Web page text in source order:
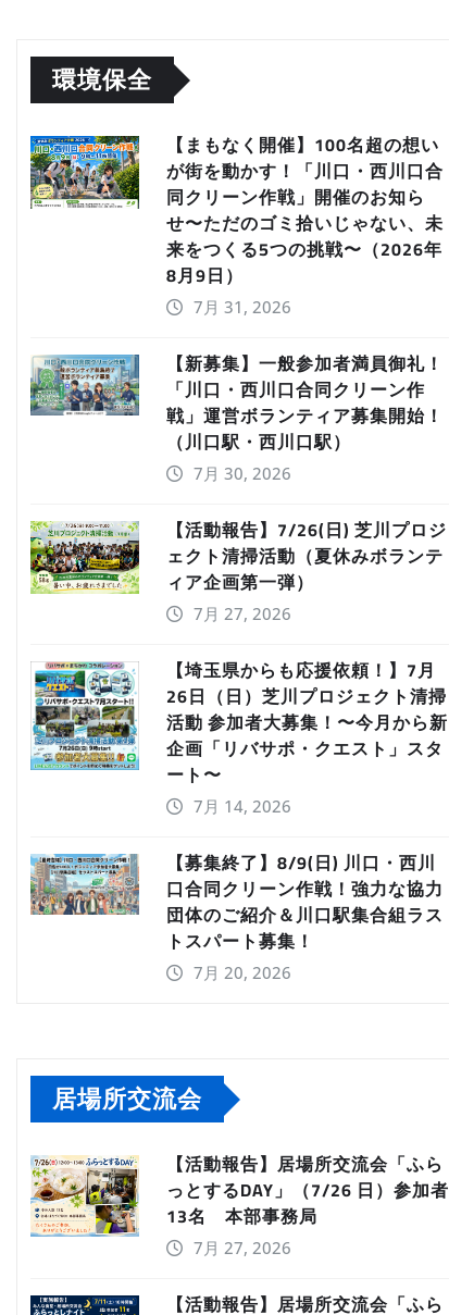
環境保全
【まもなく開催】100名超の想い
が街を動かす！「川口・西川口合
同クリーン作戦」開催のお知ら
せ〜ただのゴミ拾いじゃない、未
来をつくる5つの挑戦〜（2026年
8月9日）
7月 31, 2026
【新募集】一般参加者満員御礼！
「川口・西川口合同クリーン作
戦」運営ボランティア募集開始！
（川口駅・西川口駅）
7月 30, 2026
【活動報告】7/26(日) 芝川プロジ
ェクト清掃活動（夏休みボランテ
ィア企画第一弾）
7月 27, 2026
【埼玉県からも応援依頼！】7月
26日（日）芝川プロジェクト清掃
活動 参加者大募集！〜今月から新
企画「リバサポ・クエスト」スタ
ート〜
7月 14, 2026
【募集終了】8/9(日) 川口・西川
口合同クリーン作戦！強力な協力
団体のご紹介＆川口駅集合組ラス
トスパート募集！
7月 20, 2026
居場所交流会
【活動報告】居場所交流会「ふら
っとするDAY」（7/26 日）参加者
13名 本部事務局
7月 27, 2026
【活動報告】居場所交流会「ふら